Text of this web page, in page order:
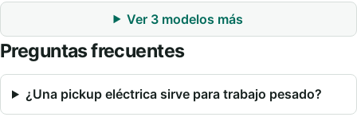
Ver 3 modelos más
Preguntas frecuentes
¿Una pickup eléctrica sirve para trabajo pesado?